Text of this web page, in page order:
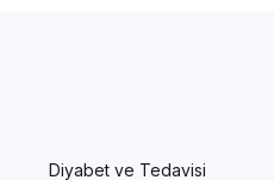
Diyabet ve Tedavisi